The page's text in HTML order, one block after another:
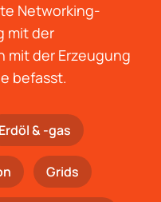
Networking-
mit der
mit der Erzeugung
befasst.
Erdöl & -gas
Grids